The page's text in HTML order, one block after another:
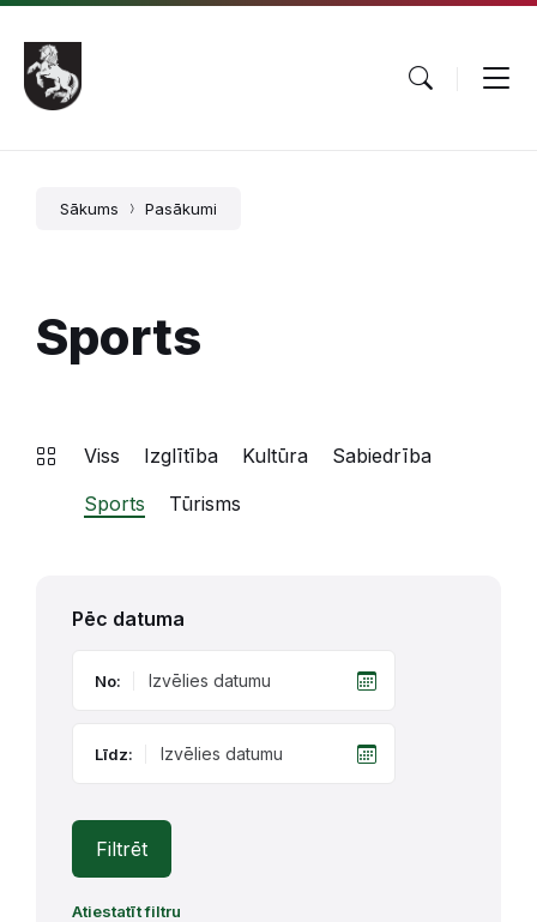
Pāriet
saturu
Skip
main
navigation
Skip
footer
Sākums Pasākumi
Sports
Viss Izglītība Kultūra
Sabiedrība
Sports
Tūrisms
Pēc datuma
No:
Līdz:
Filtrēt
Atiestatīt filtru